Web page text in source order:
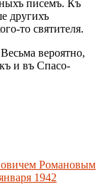
писемъ. Къ
другихъ
то святителя.
вероятно,
и въ Спасо-
Романовым
1942